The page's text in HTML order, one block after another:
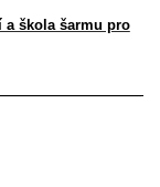
a škola šarmu pro